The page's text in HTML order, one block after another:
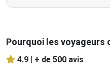
Pourquoi les voyageurs
4.9 | + de 500 avis